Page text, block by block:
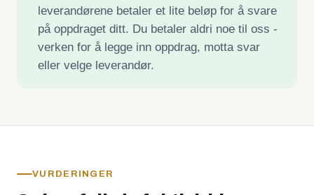
leverandørene betaler et lite beløp for å svare
på oppdraget ditt. Du betaler aldri noe til oss -
verken for å legge inn oppdrag, motta svar
eller velge leverandør.
VURDERINGER